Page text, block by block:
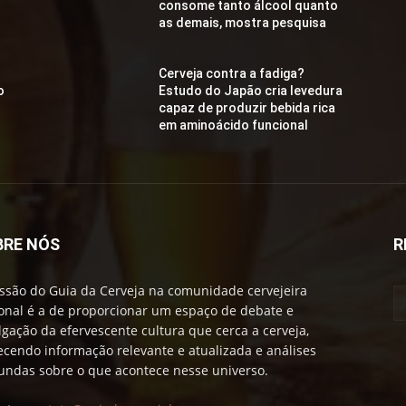
consome tanto álcool quanto
as demais, mostra pesquisa
Cerveja contra a fadiga?
Estudo do Japão cria levedura
capaz de produzir bebida rica
em aminoácido funcional
NÓS
do Guia da Cerveja na comunidade cervejeira
é a de proporcionar um espaço de debate e
da efervescente cultura que cerca a cerveja,
informação relevante e atualizada e análises
sobre o que acontece nesse universo.